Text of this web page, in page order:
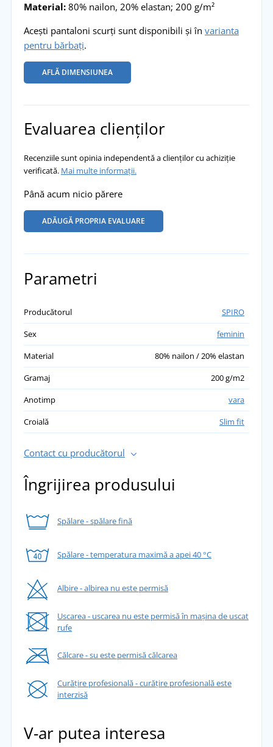
Material:80% nailon, 20% elastan; 200 g/m²
Acești pantaloni scurți sunt disponibili și în varianta
pentru bărbați.
AFLĂ DIMENSIUNEA
Evaluarea clienților
Recenziile sunt opinia independentă a clienților cu achiziție
verificată. Mai multe informații.
Până acum nicio părere
ADĂUGĂ PROPRIA EVALUARE
Parametri
Producătorul
SPIRO
Sex
feminin
Material
80% nailon / 20% elastan
Gramaj
200 g/m2
Anotimp
vara
Croială
Slim fit
Contact cu producătorul
Îngrijirea produsului
Spălare - spălare fină
Spălare - temperatura maximă a apei 40 °C
Albire - albirea nu este permisă
Uscarea - uscarea nu este permisă în mașina de uscat
rufe
Călcare - su este permisă călcarea
Curățire profesională - curățire profesională este
interzisă
V-ar putea interesa